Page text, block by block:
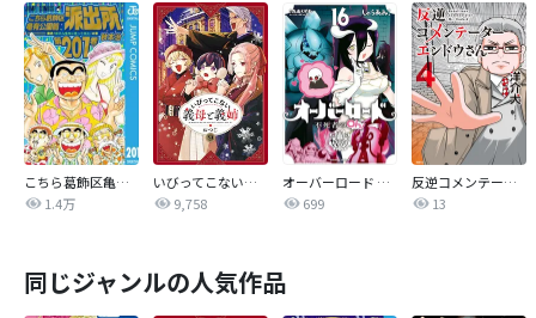
こちら葛飾区亀有公園前派出所
1.4万
いびってこない義母と義姉
9,758
オーバーロード 不死者のOh!
699
反逆コメンテーターエンドウさん
13
同じジャンルの人気作品